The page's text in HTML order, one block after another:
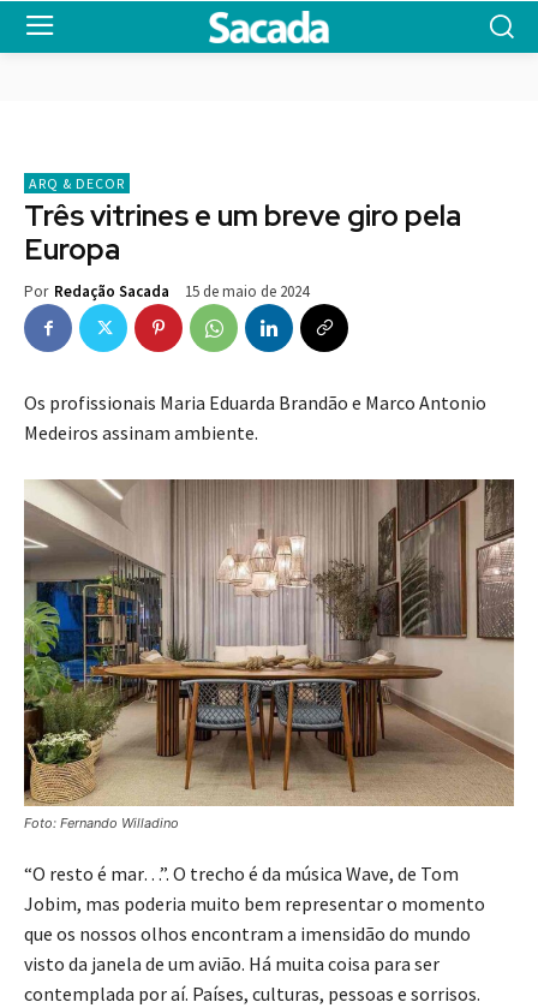
ARQ & DECOR
Três vitrines e um breve giro pela
Europa
Por Redação Sacada 15 de maio de 2024
Os profissionais Maria Eduarda Brandão e Marco Antonio
Medeiros assinam ambiente.
Foto: Fernando Willadino
“O resto é mar…”. O trecho é da música Wave, de Tom
Jobim, mas poderia muito bem representar o momento
que os nossos olhos encontram a imensidão do mundo
visto da janela de um avião. Há muita coisa para ser
contemplada por aí. Países, culturas, pessoas e sorrisos.